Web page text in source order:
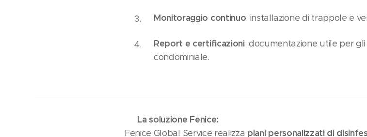
Monitoraggio continuo: installazione di trappole e
Report e certificazioni: documentazione utile per
condominiale.
La soluzione Fenice:
Fenice Global Service realizza piani personalizzati di